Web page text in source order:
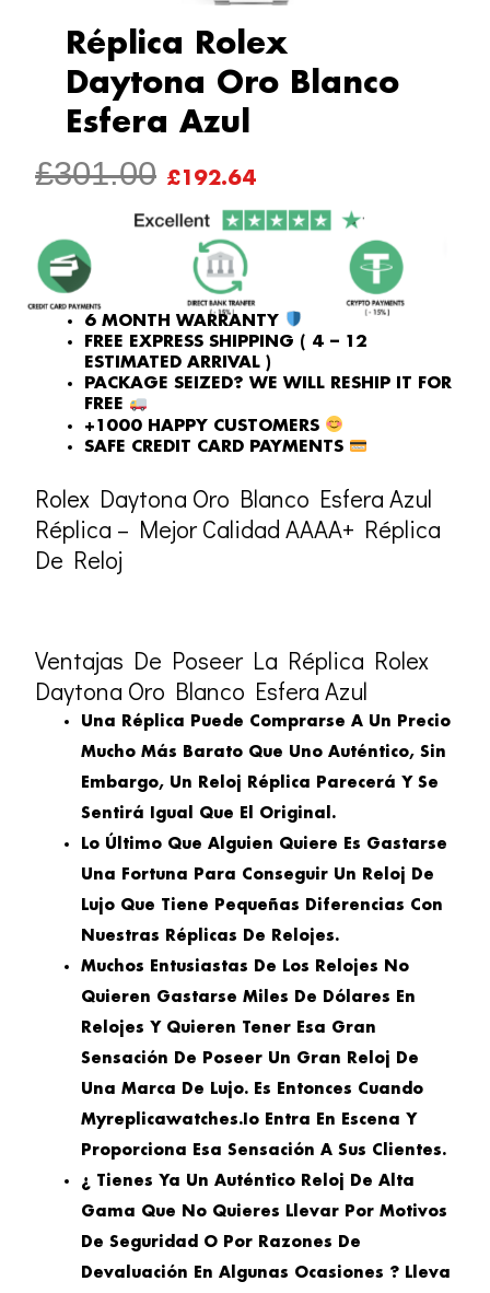
Réplica Rolex
Daytona Oro Blanco
Esfera Azul
£301.00 ORIGINAL
PRICE
WAS:
£301.00.
£192.64
PRICE
IS:
£192.64.
6 MONTH WARRANTY
FREE EXPRESS SHIPPING ( 4 – 12
ESTIMATED ARRIVAL )
PACKAGE SEIZED? WE WILL RESHIP IT FOR
FREE
+1000 HAPPY CUSTOMERS
SAFE CREDIT CARD PAYMENTS
Rolex Daytona Oro Blanco Esfera Azul
Réplica – Mejor Calidad AAAA+ Réplica
De Reloj
Ventajas De Poseer La Réplica Rolex
Daytona Oro Blanco Esfera Azul
Una Réplica Puede Comprarse A Un Precio
Mucho Más Barato Que Uno Auténtico, Sin
Embargo, Un Reloj Réplica Parecerá Y Se
Sentirá Igual Que El Original.
Lo Último Que Alguien Quiere Es Gastarse
Una Fortuna Para Conseguir Un Reloj De
Lujo Que Tiene Pequeñas Diferencias Con
Nuestras Réplicas De Relojes.
Muchos Entusiastas De Los Relojes No
Quieren Gastarse Miles De Dólares En
Relojes Y Quieren Tener Esa Gran
Sensación De Poseer Un Gran Reloj De
Una Marca De Lujo. Es Entonces Cuando
Myreplicawatches.io Entra En Escena Y
Proporciona Esa Sensación A Sus Clientes.
¿ Tienes Ya Un Auténtico Reloj De Alta
Gama Que No Quieres Llevar Por Motivos
De Seguridad O Por Razones De
Devaluación En Algunas Ocasiones ? Lleva